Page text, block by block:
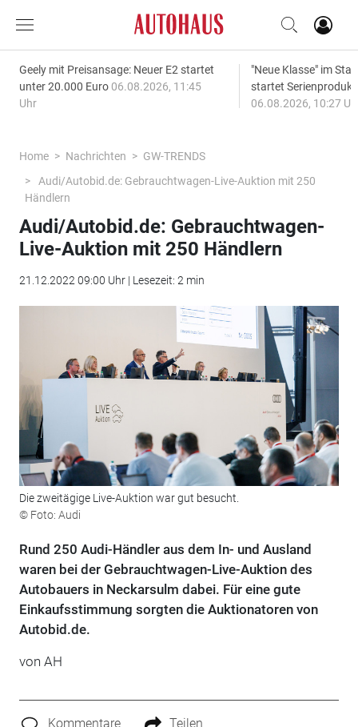
Geely mit Preisansage: Neuer E2 startet
unter 20.000 Euro 06.08.2026, 11:45
Uhr
"Neue Klasse" im
startet
06.08.2026, 10:27
Home Nachrichten
GW-TRENDS
Audi/Autobid.de: Gebrauchtwagen-Live-Auktion mit 250
Händlern
Audi/Autobid.de: Gebrauchtwagen-
Live-Auktion mit 250 Händlern
21.12.2022 09:00 Uhr | Lesezeit: 2 min
Die zweitägige Live-Auktion war gut besucht.
© Foto: Audi
Rund 250 Audi-Händler aus dem In- und Ausland
waren bei der Gebrauchtwagen-Live-Auktion des
Autobauers in Neckarsulm dabei. Für eine gute
Einkaufsstimmung sorgten die Auktionatoren von
Autobid.de.
von AH
Kommentare Teilen